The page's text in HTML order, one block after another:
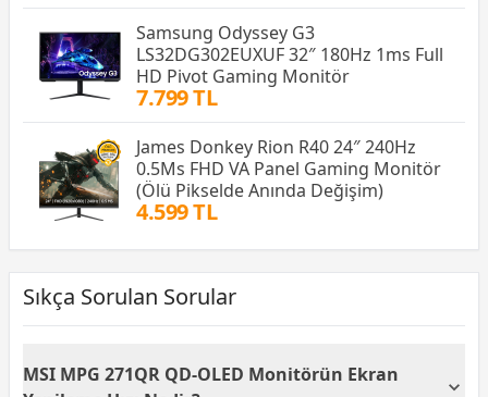
Samsung Odyssey G3
LS32DG302EUXUF 32″ 180Hz 1ms Full
HD Pivot Gaming Monitör
7.799 TL
James Donkey Rion R40 24″ 240Hz
0.5Ms FHD VA Panel Gaming Monitör
(Ölü Pikselde Anında Değişim)
4.599 TL
Sıkça Sorulan Sorular
MSI MPG 271QR QD-OLED Monitörün Ekran